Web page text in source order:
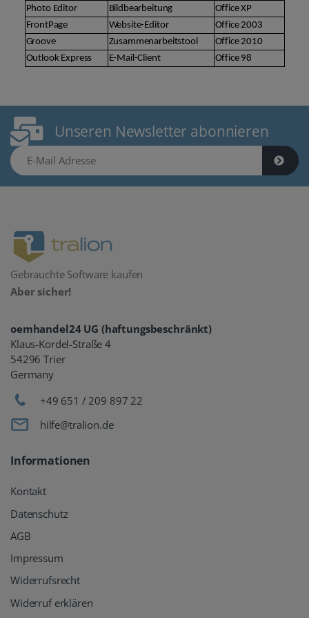
Photo Editor Bildbearbeitung
Office XP
FrontPage
Website-Editor
Office 2003
Groove
Zusammenarbeitstool
Office 2010
Outlook Express
E-Mail-Client Office 98
Unseren Newsletter abonnieren
E-Mail Adresse
Gebrauchte Software kaufen
Aber sicher!
oemhandel24 UG (haftungsbeschränkt)
Klaus-Kordel-Straße 4
54296 Trier
Germany
+49 651 / 209 897 22
hilfe@tralion.de
Informationen
Kontakt
Datenschutz
AGB
Impressum
Widerrufsrecht
Widerruf erklären